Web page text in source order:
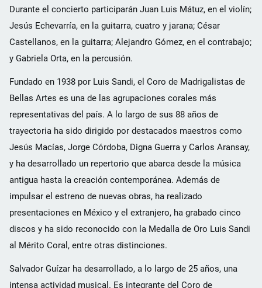
Durante el concierto participarán Juan Luis Mátuz, en el violín;
Jesús Echevarría, en la guitarra, cuatro y jarana; César
Castellanos, en la guitarra; Alejandro Gómez, en el contrabajo;
y Gabriela Orta, en la percusión.
Fundado en 1938 por Luis Sandi, el Coro de Madrigalistas de
Bellas Artes es una de las agrupaciones corales más
representativas del país. A lo largo de sus 88 años de
trayectoria ha sido dirigido por destacados maestros como
Jesús Macías, Jorge Córdoba, Digna Guerra y Carlos Aransay,
y ha desarrollado un repertorio que abarca desde la música
antigua hasta la creación contemporánea. Además de
impulsar el estreno de nuevas obras, ha realizado
presentaciones en México y el extranjero, ha grabado cinco
discos y ha sido reconocido con la Medalla de Oro Luis Sandi
al Mérito Coral, entre otras distinciones.
Salvador Guízar ha desarrollado, a lo largo de 25 años, una
intensa actividad musical. Es integrante del Coro de